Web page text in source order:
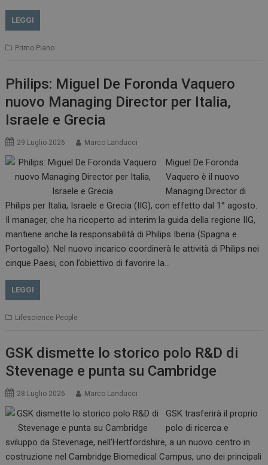
LEGGI
Primo Piano
Philips: Miguel De Foronda Vaquero
nuovo Managing Director per Italia,
Israele e Grecia
29 Luglio 2026 Marco Landucci
Miguel De Foronda
Vaquero è il nuovo
Managing Director di
Philips per Italia, Israele e Grecia (IIG), con effetto dal 1° agosto.
Il manager, che ha ricoperto ad interim la guida della regione IIG,
mantiene anche la responsabilità di Philips Iberia (Spagna e
Portogallo). Nel nuovo incarico coordinerà le attività di Philips nei
cinque Paesi, con l’obiettivo di favorire la…
LEGGI
Lifescience People
GSK dismette lo storico polo R&D di
Stevenage e punta su Cambridge
28 Luglio 2026 Marco Landucci
GSK trasferirà il proprio
polo di ricerca e
sviluppo da Stevenage, nell’Hertfordshire, a un nuovo centro in
costruzione nel Cambridge Biomedical Campus, uno dei principali